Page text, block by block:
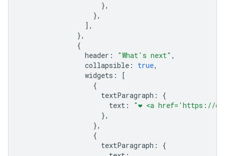
},
},
],
},
{
header : "What's next" ,
collapsible : true,
widgets :
[
{
textParagraph :
{
text :
"❤️ <a href='https://
},
},
{
textParagraph :
{